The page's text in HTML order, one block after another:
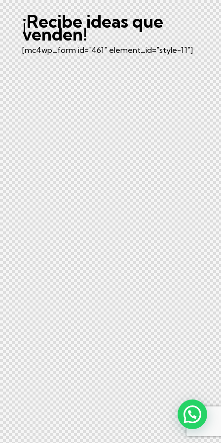
¡Recibe ideas que
venden!
[mc4wp_form id="461" element_id="style-11"]